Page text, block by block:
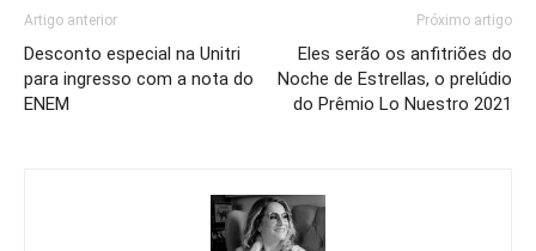
Artigo anterior
Desconto especial na Unitri
para ingresso com a nota do
ENEM
Próximo artigo
Eles serão os anfitriões do
Noche de Estrellas, o prelúdio
do Prêmio Lo Nuestro 2021